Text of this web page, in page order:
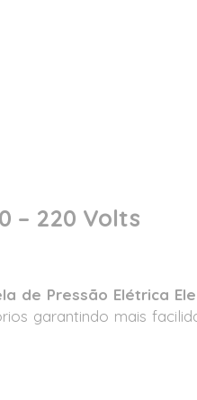
– 220 Volts
de Pressão Elétrica
garantindo mais